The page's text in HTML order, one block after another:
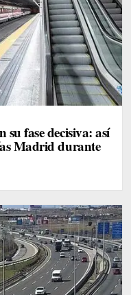
fase decisiva: así
Madrid durante